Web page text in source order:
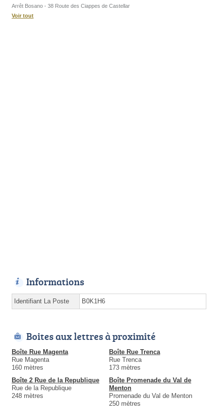
Arrêt Bosano - 38 Route des Ciappes de Castellar
Voir tout
Informations
Identifiant La Poste B0K1H6
Boites aux lettres à proximité
Boîte Rue Magenta
Rue Magenta
160 mètres
Boîte Rue Trenca
Rue Trenca
173 mètres
Boîte 2 Rue de la Republique
Rue de la Republique
248 mètres
Boîte Promenade du Val de
Menton
Promenade du Val de Menton
250 mètres